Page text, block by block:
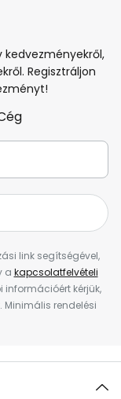
kedvezményekről,
Regisztráljon
link segítségével,
a kapcsolatfelvételi
információért kérjük,
. Minimális rendelési